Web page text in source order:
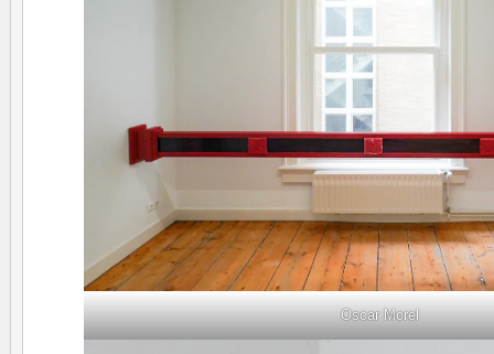
Oscar Morel